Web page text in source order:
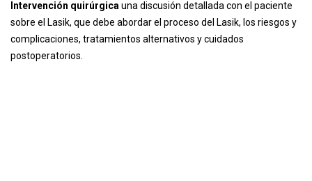
Intervención quirúrgica una discusión detallada con el paciente
sobre el Lasik, que debe abordar el proceso del Lasik, los riesgos y
complicaciones, tratamientos alternativos y cuidados
postoperatorios.